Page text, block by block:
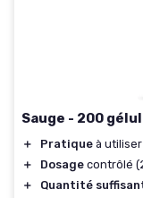
Sauge - 200
＋ Pratique à utiliser
＋
Dosage contrôlé
＋
Quantité